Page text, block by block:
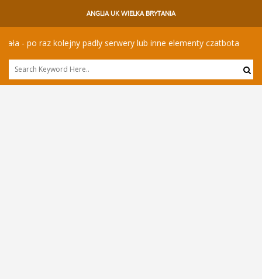
ANGLIA UK WIELKA BRYTANIA
kolejny padly serwery lub inne elementy czatbota Powrót